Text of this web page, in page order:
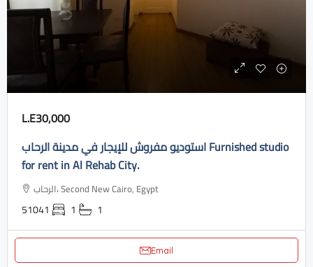
L.E30,000
استوديو مفروش للإيجار في مدينة الرحاب Furnished studio
for rent in Al Rehab City.
الرحاب، Second New Cairo, Egypt
51041 1 1
Email